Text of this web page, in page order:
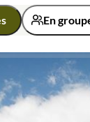
En
Randonnée